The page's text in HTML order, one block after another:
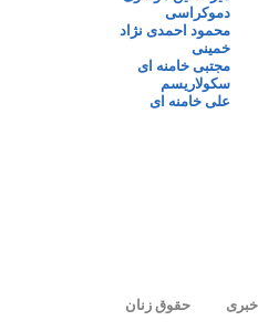
دموکراسی
محمود احمدی نژاد
خمینی
مجتبی خامنه ای
سکولاریسم
علی خامنه ای
خبری حقوق زنان